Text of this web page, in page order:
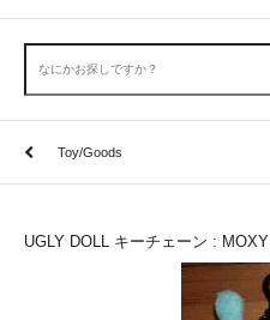
Toy/Goods
UGLY DOLL キーチェーン : MOXY